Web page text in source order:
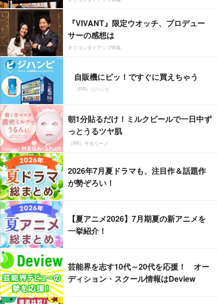
『VIVANT』限定ウオッチ、プロデュー
サーの感想は
オリコンタイアップ特集
自販機にピッ！ですぐに買えちゃう
（PR）ジハンピ
朝1分貼るだけ！ミルクピールで一日中ず
っとうるツヤ肌
（PR）サボリーノ
2026年7月夏ドラマも、注目作＆話題作
が勢ぞろい！
【夏アニメ2026】7月期夏の新アニメを
一挙紹介！
芸能界を志す10代～20代を応援！ オー
ディション・スクール情報はDeview